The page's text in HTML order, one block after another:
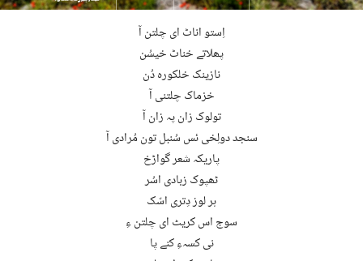
اِستو اناٹ ای چلتن آ
پھلاتے خناٹ خیسُن
نازینک خلکورہ دُن
خزماک چلتنی آ
تولوک زان پہ زان آ
سنجد دولِخی ئس سُنبل تون مُرادی آ
پاریکہ شعر گواڑخ
ٹھپوک زبادی اسُر
ہر لوز دِتری اسّک
سوج اس کریٹ ای چلتن ءِ
نی کسہءِ کنے پا